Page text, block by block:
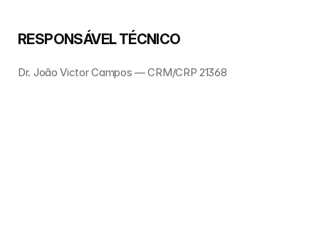
RESPONSÁVEL TÉCNICO
Dr. João Victor Campos — CRM/CRP 21368